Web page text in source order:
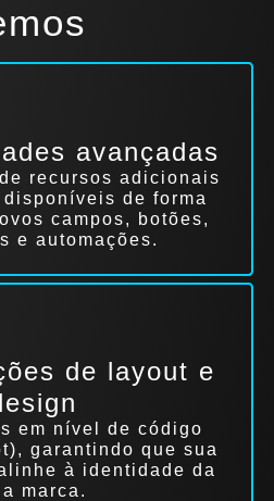
avançadas
recursos adicionais
de forma
campos, botões,
e automações.
de layout e
em nível de código
garantindo que sua
à identidade da
marca.